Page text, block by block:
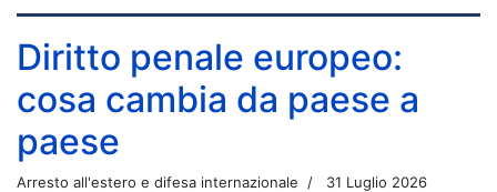
Diritto penale europeo:
cosa cambia da paese a
paese
Arresto all'estero e difesa internazionale 31 Luglio 2026